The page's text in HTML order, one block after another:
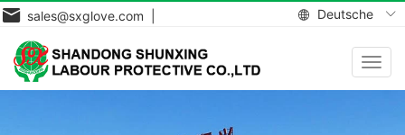
Deutsche
sales@sxglove.com |